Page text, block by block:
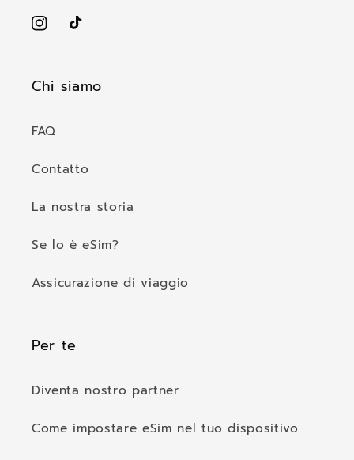
InstagramTikTok
Chi siamo
FAQ
Contatto
La nostra storia
Se lo è eSim?
Assicurazione di viaggio
Per te
Diventa nostro partner
Come impostare eSim nel tuo dispositivo